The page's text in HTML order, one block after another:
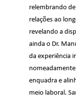
relembrando
relações ao
revelando a
ainda o Dr.
da experiência
enquadra e
meio laboral.